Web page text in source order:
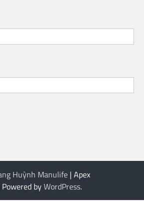
Huỳnh Manulife | Apex
Powered byWordPress.